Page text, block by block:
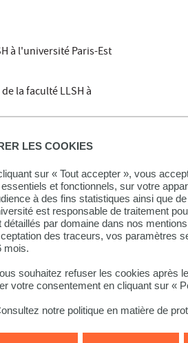
LES COOKIES
sur « Tout accepter », vous
et fonctionnels, sur votre
à des fins statistiques ainsi que
est responsable de traitement
détaillés par domaine dans nos
des traceurs, vos paramètres
mois.
souhaitez refuser les cookies après
votre consentement en cliquant sur «
notre politique en matière de
à l'université Paris-Est
la faculté LLSH à
concours